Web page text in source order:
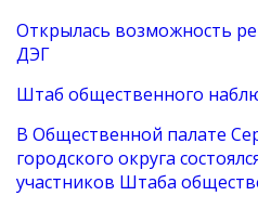
Открылась возможность
ДЭГ
Штаб общественного
В Общественной палате
городского округа
участников Штаба